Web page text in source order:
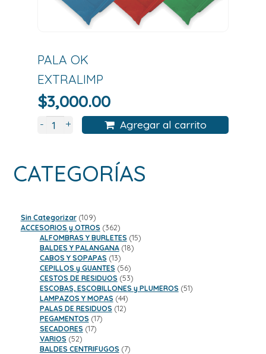
PALA OK
EXTRALIMP
$3,000.00
- + Agregar al carrito
CATEGORÍAS
Sin Categorizar 109109
productos
ACCESORIOS y OTROS 362362
productos
ALFOMBRAS Y BURLETES 1515
BALDES Y PALANGANA 1818
CABOS Y SOPAPAS 1313
productos
CEPILLOS y GUANTES 5656
productos
CESTOS DE RESIDUOS 5353
productos
ESCOBAS, ESCOBILLONES y PLUMEROS 5151
LAMPAZOS Y MOPAS 4444
productos
PALAS DE RESIDUOS 1212
PEGAMENTOS 1717
SECADORES 1717
VARIOS 5252
productos
BALDES CENTRIFUGOS 77